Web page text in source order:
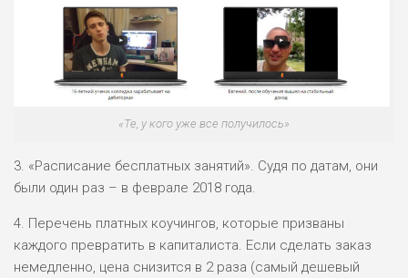
БЮДЖЕТ: ВЫСОКИЙ
ЛЮБИТЕЛЯ
М СТАВОК
ДОХОД: ВЫСОКИЙ
ВСЕМ
РИСКИ: НИЗКИЕ
ДОХОД: НИЗКИЙ
«Те, у кого уже все получилось»
3. «Расписание бесплатных занятий». Судя по датам, они
были один раз – в феврале 2018 года.
4. Перечень платных коучингов, которые призваны
каждого превратить в капиталиста. Если сделать заказ
немедленно, цена снизится в 2 раза (самый дешевый